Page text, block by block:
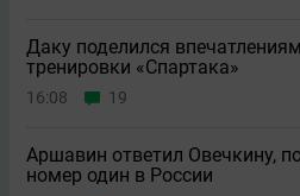
Даку поделился
тренировки «Спартака»
16:08 19
Аршавин ответил Овечкину,
номер один в России